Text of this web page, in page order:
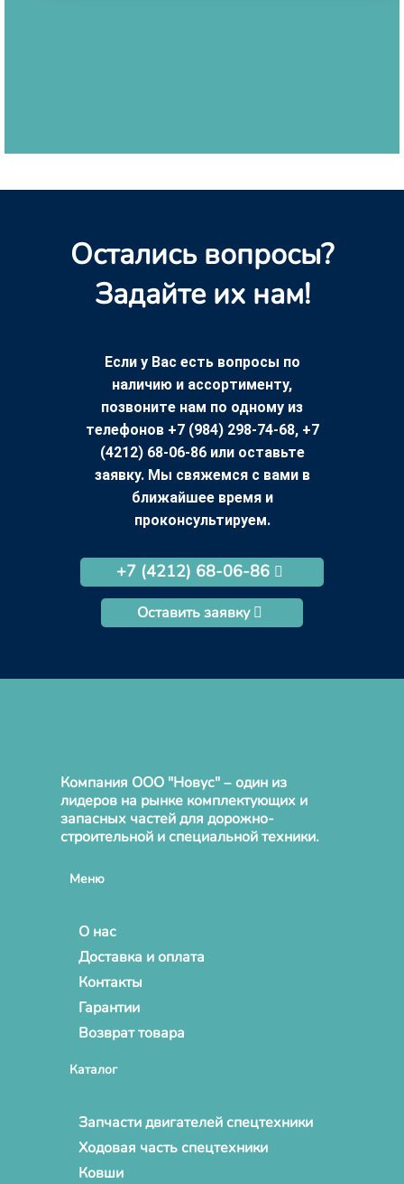
Остались вопросы?
Задайте их нам!
Если у Вас есть вопросы по
наличию и ассортименту,
позвоните нам по одному из
телефонов +7 (984) 298-74-68, +7
(4212) 68-06-86 или оставьте
заявку. Мы свяжемся с вами в
ближайшее время и
проконсультируем.
+7 (4212) 68-06-86
Оставить заявку
Компания ООО "Новус" – один из
лидеров на рынке комплектующих и
запасных частей для дорожно-
строительной и специальной техники.
Меню
О нас
Доставка и оплата
Контакты
Гарантии
Возврат товара
Каталог
Запчасти двигателей спецтехники
Ходовая часть спецтехники
Ковши